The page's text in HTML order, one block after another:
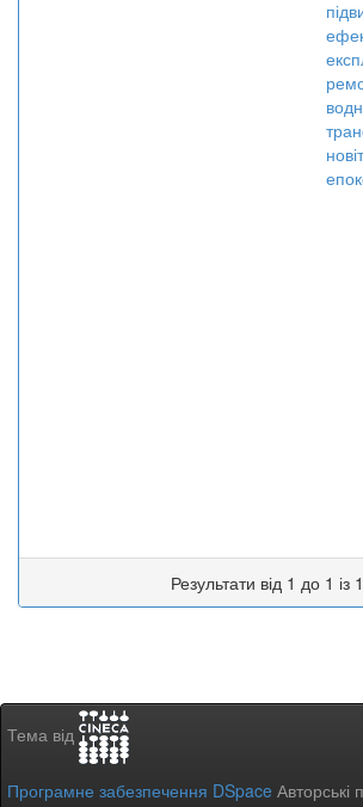
Результати від 1 до 1 із 1
Тема від
Програмне забезпечення DSpace